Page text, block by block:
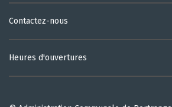
Contactez-nous
Heures d'ouvertures